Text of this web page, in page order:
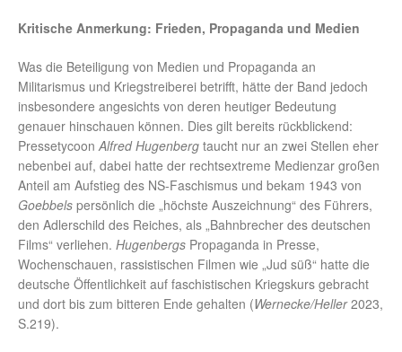
Kritische Anmerkung: Frieden, Propaganda und Medien
Was die Beteiligung von Medien und Propaganda an
Militarismus und Kriegstreiberei betrifft, hätte der Band jedoch
insbesondere angesichts von deren heutiger Bedeutung
genauer hinschauen können. Dies gilt bereits rückblickend:
PressetycoonAlfred Hugenberg taucht nur an zwei Stellen eher
nebenbei auf, dabei hatte der rechtsextreme Medienzar großen
Anteil am Aufstieg des NS-Faschismus und bekam 1943 von
Goebbels persönlich die „höchste Auszeichnung“ des Führers,
den Adlerschild des Reiches, als „Bahnbrecher des deutschen
Films“ verliehen. Hugenbergs Propaganda in Presse,
Wochenschauen, rassistischen Filmen wie „Jud süß“ hatte die
deutsche Öffentlichkeit auf faschistischen Kriegskurs gebracht
und dort bis zum bitteren Ende gehalten (Wernecke/Heller2023,
S.219).